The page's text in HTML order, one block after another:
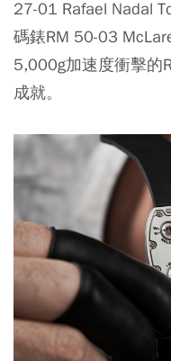
27-01 Rafael Nadal
碼錶RM 50-03
5,000g加速度衝擊的
成就。